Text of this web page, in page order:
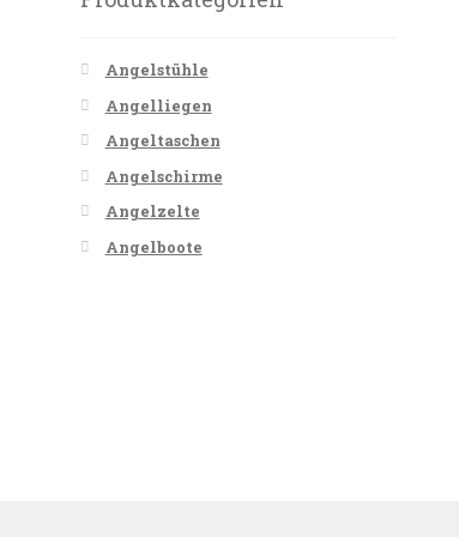
Angelstühle
Angelliegen
Angeltaschen
Angelschirme
Angelzelte
Angelboote